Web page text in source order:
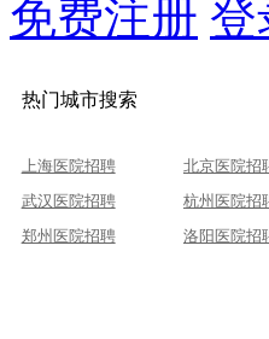
免费注册 登
热门城市搜索
上海医院招聘 北京医院招
武汉医院招聘
杭州医院招
郑州医院招聘
洛阳医院招